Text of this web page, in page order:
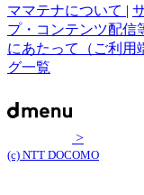
ママテナについて |
プ・コンテンツ配信
にあたって（ご利用
グ一覧
>
(c) NTT DOCOMO